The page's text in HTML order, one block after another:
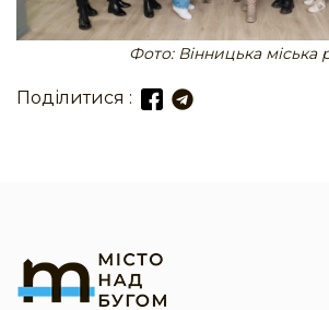
Фото: Вінницька міська
Поділитися :